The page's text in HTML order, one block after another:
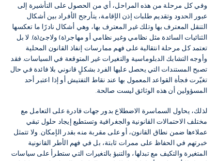
وفي كل مرحلة من هذه المراحل، أي من الحصول على التأشيرة إلى
عبور الحدود وتقديم طلبات إذن الإقامة، يتأرجح الأفراد بين أشكال
التنقل المعترف بها وتلك غير المعترف بها، وهي أشكال نادرًا ما تعكسها
الثنائيات السائدة مثل نظامي وغير نظامي أو مهاجر(ة) ولاجئ(ة). لا بل
تعتمد كل مرحلة انتقالية على فهم ممارسات إنفاذ القانون المحلية
وأوجه التشابك الدبلوماسية والتغيرات غير المتوقعة في السياسات. فقد
تصبح المستندات التي يحصل عليها الفرد بشكلٍ قانوني بلا فائدة في حال
تغيّرت فجأة القواعد المعمول بها عند نقاط التفتيش أو إذا اعتبر أحد
المسؤولين أن هذه الوثائق ليست صالحة.
لذلك، يحاول السماسرة الاضطلاع بدور جهات قادرة على التعامل مع
مختلف الاحتمالات القانونية والجغرافية وتستطيع إيجاد حلول تبقي
عملاءها ضمن نطاق القانون، أو على مقربة منه بقدر الإمكان. ولا تتمثل
خبرتهم في الحفاظ على ممرات ثابتة، بل في فهم الأطر القانونية
المتغيرة والتكيف مع تبدلها، والتنبؤ بالتغيرات التي ستطرأ على سياسات